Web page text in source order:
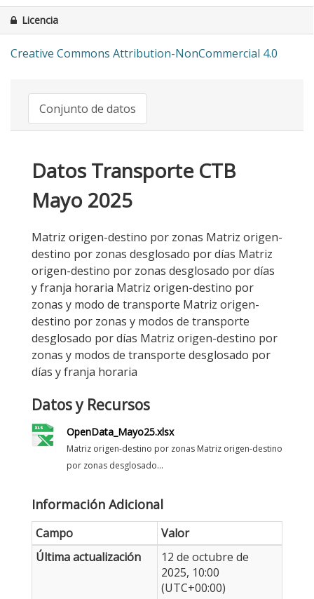
Licencia
Creative Commons Attribution-NonCommercial 4.0
Conjunto de datos
Datos Transporte CTB
Mayo 2025
Matriz origen-destino por zonas Matriz origen-
destino por zonas desglosado por días Matriz
origen-destino por zonas desglosado por días
y franja horaria Matriz origen-destino por
zonas y modo de transporte Matriz origen-
destino por zonas y modos de transporte
desglosado por días Matriz origen-destino por
zonas y modos de transporte desglosado por
días y franja horaria
Datos y Recursos
OpenData_Mayo25.xlsx
Matriz origen-destino por zonas Matriz origen-destino
por zonas desglosado...
Información Adicional
Campo
Valor
Última actualización
12 de octubre de
2025, 10:00
(UTC+00:00)